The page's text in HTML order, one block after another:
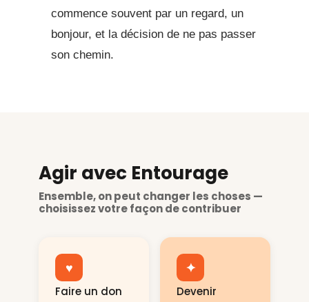
commence souvent par un regard, un
bonjour, et la décision de ne pas passer
son chemin.
Agir avec Entourage
Ensemble, on peut changer les choses —
choisissez votre façon de contribuer
♥
Faire un don
✦
Devenir